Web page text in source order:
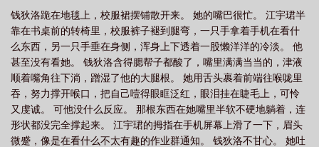
钱狄洛跪在地毯上，校服裙摆铺散开来。 她的嘴巴很忙。 江宇珺半
靠在书桌前的转椅里，校服裤子褪到腿弯，一只手拿着手机在看什
么东西，另一只手垂在身侧，浑身上下透着一股懒洋洋的冷淡。 他
甚至没有看她。 钱狄洛含得腮帮子都酸了，嘴里满满当当的，津液
顺着嘴角往下淌，蹭湿了他的大腿根。 她用舌头裹着前端往喉咙里
吞，努力撑开喉口，把自己噎得眼眶泛红，眼泪挂在睫毛上，可怜
又虔诚。 可他没什么反应。 那根东西在她嘴里半软不硬地躺着，连
形状都没完全撑起来。 江宇珺的拇指在手机屏幕上滑了一下，眉头
微蹙，像是在看什么不太有趣的作业群通知。 钱狄洛不甘心。 她吐